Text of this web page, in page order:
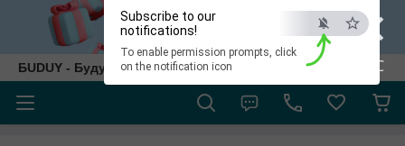
×
ESC
Subscribe to our
notifications!
To enable permission prompts, click
on the notification icon
БUDUY - Будуй як собі!